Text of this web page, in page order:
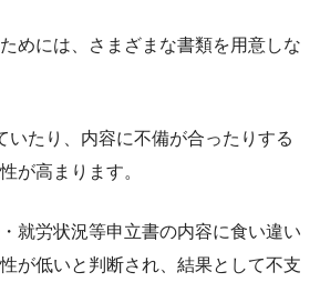
めには、さまざまな書類を用意しな
いたり、内容に不備が合ったりする
が高まります。
就労状況等申立書の内容に食い違い
が低いと判断され、結果として不支